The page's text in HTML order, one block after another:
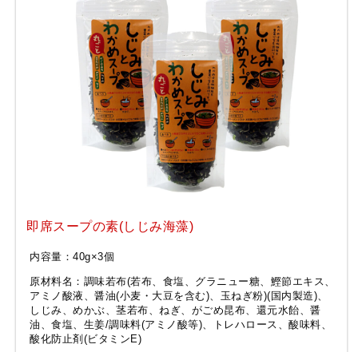
即席スープの素(しじみ海藻)
内容量：40g×3個
原材料名：調味若布(若布、食塩、グラニュー糖、鰹節エキス、
アミノ酸液、醤油(小麦・大豆を含む)、玉ねぎ粉)(国内製造)、
しじみ、めかぶ、茎若布、ねぎ、がごめ昆布、還元水飴、醤
油、食塩、生姜/調味料(アミノ酸等)、トレハロース、酸味料、
酸化防止剤(ビタミンE)